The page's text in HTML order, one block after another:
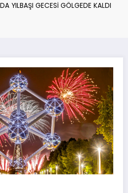
YILBAŞI GECESİ GÖLGEDE KALDI